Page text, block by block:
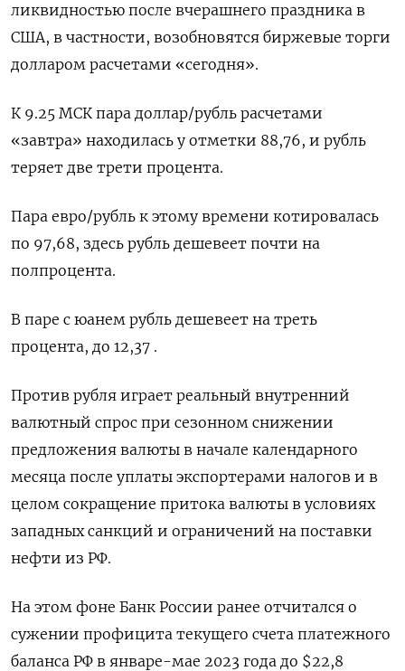
ликвидностью после вчерашнего праздника в
США, в частности, возобновятся биржевые торги
долларом расчетами «сегодня».
К 9.25 МСК пара доллар/рубль расчетами
«завтра» находилась у отметки 88,76, и рубль
теряет две трети процента.
Пара евро/рубль к этому времени котировалась
по 97,68, здесь рубль дешевеет почти на
полпроцента.
В паре с юанем рубль дешевеет на треть
процента, до 12,37 .
Против рубля играет реальный внутренний
валютный спрос при сезонном снижении
предложения валюты в начале календарного
месяца после уплаты экспортерами налогов и в
целом сокращение притока валюты в условиях
западных санкций и ограничений на поставки
нефти из РФ.
На этом фоне Банк России ранее отчитался о
сужении профицита текущего счета платежного
баланса РФ в январе-мае 2023 года до $22,8